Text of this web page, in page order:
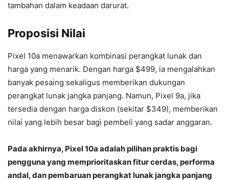
tambahan dalam keadaan darurat.
Proposisi Nilai
Pixel 10a menawarkan kombinasi perangkat lunak dan
harga yang menarik. Dengan harga $499, ia mengalahkan
banyak pesaing sekaligus memberikan dukungan
perangkat lunak jangka panjang. Namun, Pixel 9a, jika
tersedia dengan harga diskon (sekitar $349), memberikan
nilai yang lebih besar bagi pembeli yang sadar anggaran.
Pada akhirnya, Pixel 10a adalah pilihan praktis bagi
pengguna yang memprioritaskan fitur cerdas, performa
andal, dan pembaruan perangkat lunak jangka panjang